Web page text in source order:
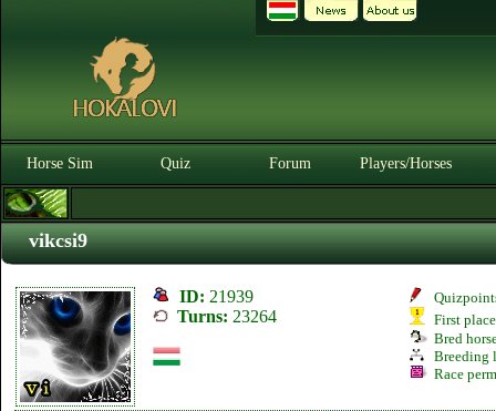
Horse Sim Quiz Forum Players/Horses
vikcsi9
ID: 21939
Turns: 23264
First
Bred
Breeding
Race